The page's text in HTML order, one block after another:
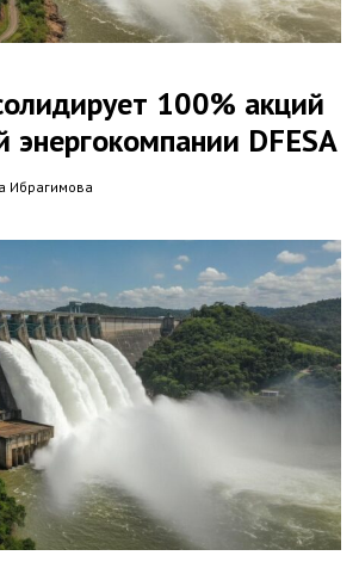
100% акций
энергокомпании DFESA
Ибрагимова